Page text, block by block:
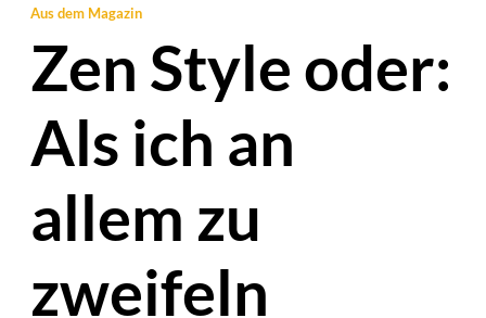
Aus dem Magazin
Zen Style oder:
Als ich an
allem zu
zweifeln